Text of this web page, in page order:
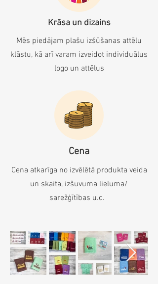
Krāsa un dizains
Mēs piedājam plašu izšūšanas attēlu
klāstu, kā arī varam izveidot individuālus
logo un attēlus
Cena
Cena atkarīga no izvēlētā produkta veida
un skaita, izšuvuma lieluma/
sarežģītības u.c.